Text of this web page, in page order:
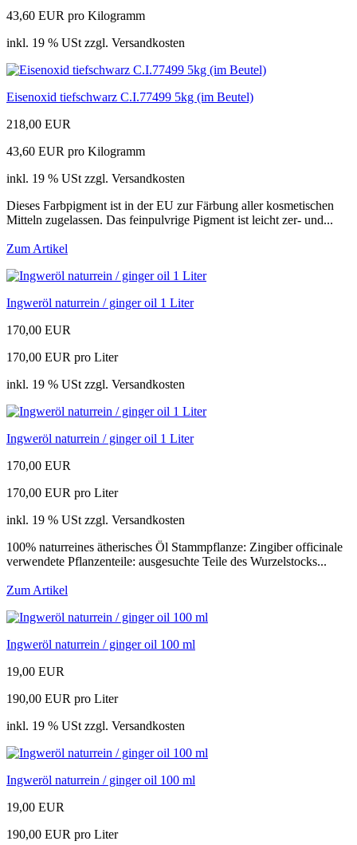
43,60 EUR pro Kilogramm
inkl. 19 % USt zzgl. Versandkosten
Eisenoxid tiefschwarz C.I.77499 5kg (im Beutel)
218,00 EUR
43,60 EUR pro Kilogramm
inkl. 19 % USt zzgl. Versandkosten
Dieses Farbpigment ist in der EU zur Färbung aller kosmetischen
Mitteln zugelassen. Das feinpulvrige Pigment ist leicht zer- und...
Zum Artikel
Ingweröl naturrein / ginger oil 1 Liter
170,00 EUR
170,00 EUR pro Liter
inkl. 19 % USt zzgl. Versandkosten
Ingweröl naturrein / ginger oil 1 Liter
170,00 EUR
170,00 EUR pro Liter
inkl. 19 % USt zzgl. Versandkosten
100% naturreines ätherisches Öl Stammpflanze: Zingiber officinale
verwendete Pflanzenteile: ausgesuchte Teile des Wurzelstocks...
Zum Artikel
Ingweröl naturrein / ginger oil 100 ml
19,00 EUR
190,00 EUR pro Liter
inkl. 19 % USt zzgl. Versandkosten
Ingweröl naturrein / ginger oil 100 ml
19,00 EUR
190,00 EUR pro Liter